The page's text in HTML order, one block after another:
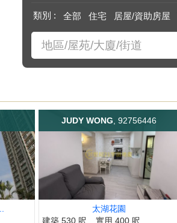
類別 : 全部 住宅 居屋/資助房屋
JUDY WONG , 92756446
太湖花園
建築 530 呎
實用 400 呎